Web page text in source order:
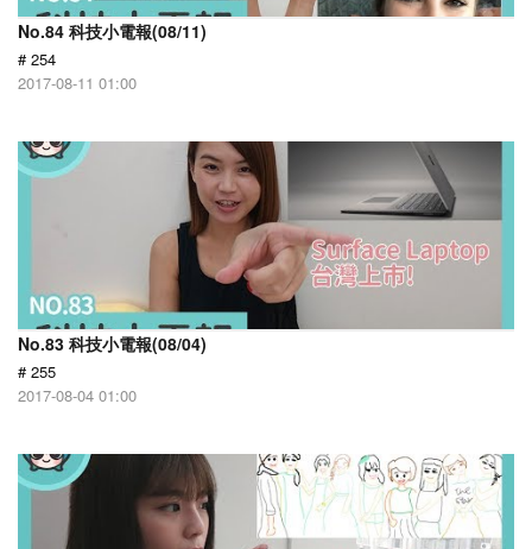
No.84 科技小電報(08/11)
# 254
2017-08-11 01:00
No.83 科技小電報(08/04)
# 255
2017-08-04 01:00